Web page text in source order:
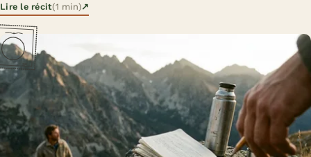
Lire le récit(1 min)↗